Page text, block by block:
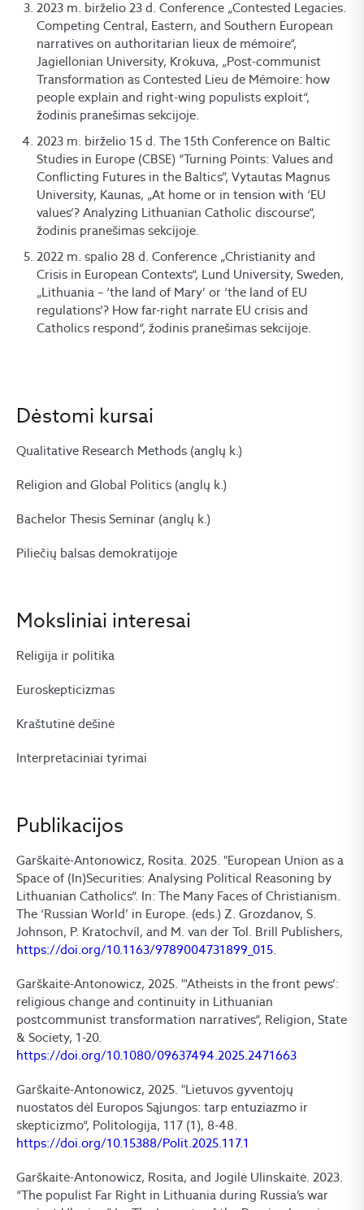
2023 m. birželio 23 d. Conference „Contested Legacies.
Competing Central, Eastern, and Southern European
narratives on authoritarian lieux de mémoire“,
Jagiellonian University, Krokuva, „Post-communist
Transformation as Contested Lieu de Mémoire: how
people explain and right-wing populists exploit“,
žodinis pranešimas sekcijoje.
2023 m. birželio 15 d. The 15th Conference on Baltic
Studies in Europe (CBSE) “Turning Points: Values and
Conflicting Futures in the Baltics”, Vytautas Magnus
University, Kaunas, „At home or in tension with ‘EU
values’? Analyzing Lithuanian Catholic discourse“,
žodinis pranešimas sekcijoje.
2022 m. spalio 28 d. Conference „Christianity and
Crisis in European Contexts“, Lund University, Sweden,
„Lithuania – ‘the land of Mary’ or ‘the land of EU
regulations’? How far-right narrate EU crisis and
Catholics respond“, žodinis pranešimas sekcijoje.
Dėstomi kursai
Qualitative Research Methods (anglų k.)
Religion and Global Politics (anglų k.)
Bachelor Thesis Seminar (anglų k.)
Piliečių balsas demokratijoje
Moksliniai interesai
Religija ir politika
Euroskepticizmas
Kraštutinė dešinė
Interpretaciniai tyrimai
Publikacijos
Garškaitė-Antonowicz, Rosita. 2025. "European Union as a
Space of (In)Securities: Analysing Political Reasoning by
Lithuanian Catholics“. In: The Many Faces of Christianism.
The ‘Russian World’ in Europe. (eds.) Z. Grozdanov, S.
Johnson, P. Kratochvíl, and M. van der Tol. Brill Publishers,
https://doi.org/10.1163/9789004731899_015.
Garškaitė-Antonowicz, 2025. "'Atheists in the front pews’:
religious change and continuity in Lithuanian
postcommunist transformation narratives“, Religion, State
& Society, 1-20.
https://doi.org/10.1080/09637494.2025.2471663
Garškaitė-Antonowicz, 2025. "Lietuvos gyventojų
nuostatos dėl Europos Sąjungos: tarp entuziazmo ir
skepticizmo“, Politologija, 117 (1), 8-48.
https://doi.org/10.15388/Polit.2025.117.1
Garškaitė-Antonowicz, Rosita, and Jogilė Ulinskaitė. 2023.
“The populist Far Right in Lithuania during Russia’s war